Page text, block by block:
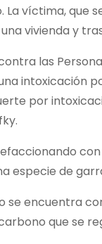
La víctima,
vivienda y
las
intoxicación
por
especie de
se encuentra
que se